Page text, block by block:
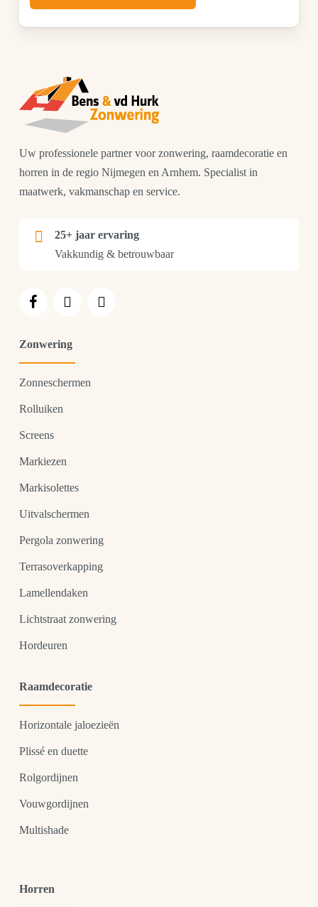
Uw professionele partner voor zonwering, raamdecoratie en
horren in de regio Nijmegen en Arnhem. Specialist in
maatwerk, vakmanschap en service.
25+ jaar ervaring
Vakkundig & betrouwbaar
Zonwering
Zonneschermen
Rolluiken
Screens
Markiezen
Markisolettes
Uitvalschermen
Pergola zonwering
Terrasoverkapping
Lamellendaken
Lichtstraat zonwering
Hordeuren
Raamdecoratie
Horizontale jaloezieën
Plissé en duette
Rolgordijnen
Vouwgordijnen
Multishade
Horren